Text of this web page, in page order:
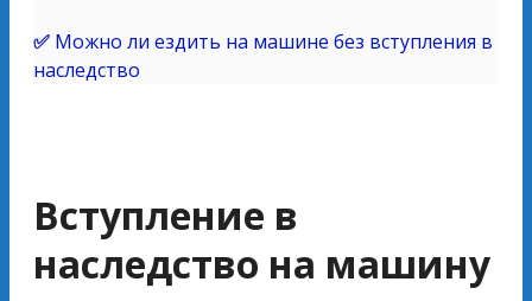
✅ Можно ли ездить на машине без вступления в
наследство
Вступление в
наследство на машину